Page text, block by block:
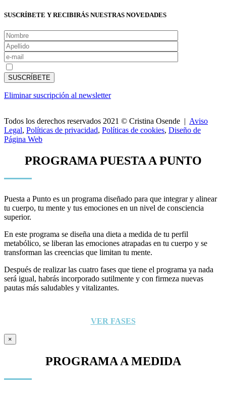
SUSCRÍBETE Y RECIBIRÁS NUESTRAS NOVEDADES
Eliminar suscripción al newsletter
Todos los derechos reservados 2021 © Cristina Osende | Aviso
Legal, Políticas de privacidad, Políticas de cookies, Diseño de
Página Web
PROGRAMA PUESTA A PUNTO
Puesta a Punto es un programa diseñado para que integrar y alinear
tu cuerpo, tu mente y tus emociones en un nivel de consciencia
superior.
En este programa se diseña una dieta a medida de tu perfil
metabólico, se liberan las emociones atrapadas en tu cuerpo y se
transforman las creencias que limitan tu mente.
Después de realizar las cuatro fases que tiene el programa ya nada
será igual, habrás incorporado sutilmente y con firmeza nuevas
pautas más saludables y vitalizantes.
VER FASES
×
PROGRAMA A MEDIDA